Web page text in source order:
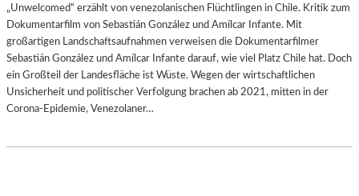
„Unwelcomed“ erzählt von venezolanischen Flüchtlingen in Chile. Kritik zum
Dokumentarfilm von Sebastián González und Amílcar Infante. Mit
großartigen Landschaftsaufnahmen verweisen die Dokumentarfilmer
Sebastián González und Amílcar Infante darauf, wie viel Platz Chile hat. Doch
ein Großteil der Landesfläche ist Wüste. Wegen der wirtschaftlichen
Unsicherheit und politischer Verfolgung brachen ab 2021, mitten in der
Corona-Epidemie, Venezolaner…